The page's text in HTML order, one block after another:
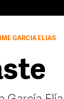
GARCÍA ELÍAS